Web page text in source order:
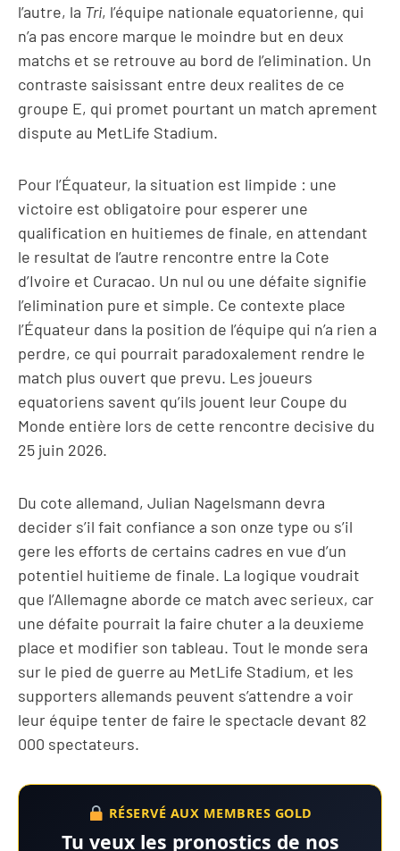
l’autre, la Tri, l’équipe nationale equatorienne, qui
n’a pas encore marque le moindre but en deux
matchs et se retrouve au bord de l’elimination. Un
contraste saisissant entre deux realites de ce
groupe E, qui promet pourtant un match aprement
dispute au MetLife Stadium.
Pour l’Équateur, la situation est limpide : une
victoire est obligatoire pour esperer une
qualification en huitiemes de finale, en attendant
le resultat de l’autre rencontre entre la Cote
d’Ivoire et Curacao. Un nul ou une défaite signifie
l’elimination pure et simple. Ce contexte place
l’Équateur dans la position de l’équipe qui n’a rien a
perdre, ce qui pourrait paradoxalement rendre le
match plus ouvert que prevu. Les joueurs
equatoriens savent qu’ils jouent leur Coupe du
Monde entière lors de cette rencontre decisive du
25 juin 2026.
Du cote allemand, Julian Nagelsmann devra
decider s’il fait confiance a son onze type ou s’il
gere les efforts de certains cadres en vue d’un
potentiel huitieme de finale. La logique voudrait
que l’Allemagne aborde ce match avec serieux, car
une défaite pourrait la faire chuter a la deuxieme
place et modifier son tableau. Tout le monde sera
sur le pied de guerre au MetLife Stadium, et les
supporters allemands peuvent s’attendre a voir
leur équipe tenter de faire le spectacle devant 82
000 spectateurs.
RÉSERVÉ AUX MEMBRES GOLD
Tu veux les pronostics de nos